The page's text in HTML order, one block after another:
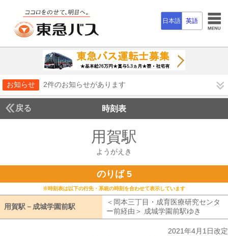
日本語 英語
お知らせ 2件のお知らせがあります
戻る 時刻表
用賀駅
ようがえき
のりば 5
※時刻表は以下の行先・系統の時刻を合わせて表示しています
用賀駅－成城学園前駅 用賀駅－成城学園前駅
＜岡本三丁目・成育医療研究センタ
ー前経由＞ 成城学園前駅ゆき
2021年4月1日改定